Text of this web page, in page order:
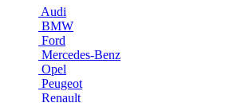
Audi
BMW
Ford
Mercedes-Benz
Opel
Peugeot
Renault